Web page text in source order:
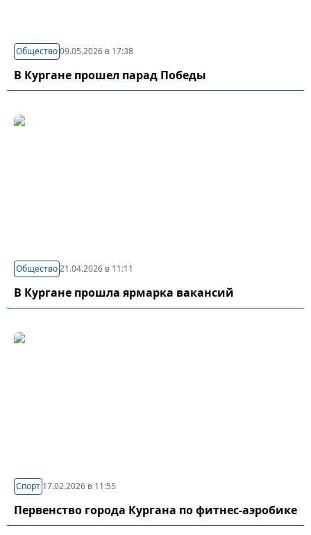
Общество09.05.2026 в 17:38
В Кургане прошел парад Победы
Общество21.04.2026 в 11:11
В Кургане прошла ярмарка вакансий
Спорт 17.02.2026 в 11:55
Первенство города Кургана по фитнес-аэробике